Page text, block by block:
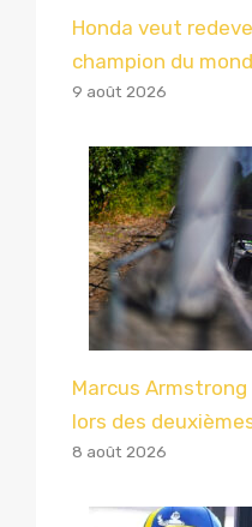
Honda veut
champion du
9 août 2026
Marcus
lors des
8 août 2026